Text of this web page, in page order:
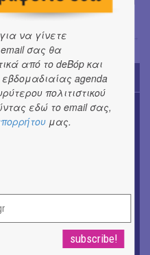
για την ήττα ενός
να γίνετε
σας θα
από το deBόp και
agenda
πολιτιστικού
εδώ το email σας,
μας.